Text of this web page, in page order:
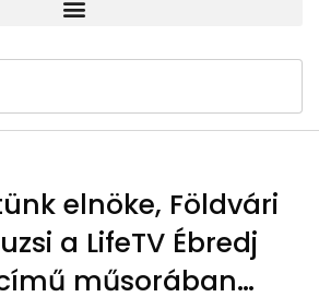
elnöke, Földvári
a LifeTV Ébredj
műsorában…